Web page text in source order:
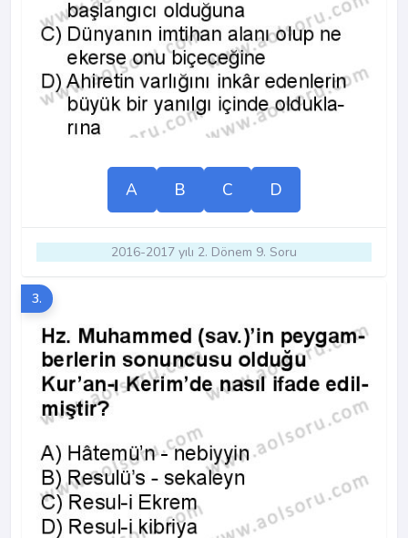
A B C D
2016-2017 yılı 2. Dönem 9. Soru
3.